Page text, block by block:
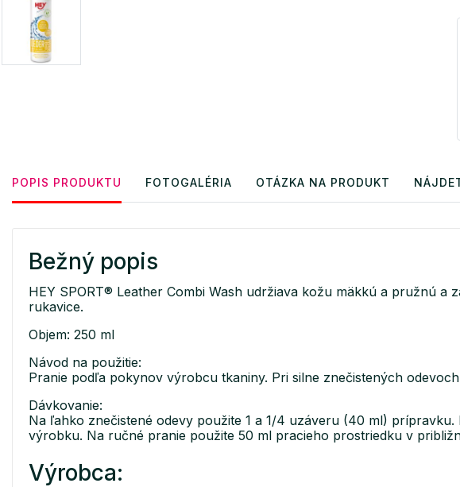
POPIS PRODUKTU FOTOGALÉRIA OTÁZKA NA PRODUKT
Bežný popis
HEY SPORT® Leather Combi Wash udržiava kožu mäkkú a pružnú
rukavice.
Objem: 250 ml
Návod na použitie:
Pranie podľa pokynov výrobcu tkaniny. Pri silne znečistených
Dávkovanie:
Na ľahko znečistené odevy použite 1 a 1/4 uzáveru (40 ml)
výrobku. Na ručné pranie použite 50 ml pracieho prostriedku v
Výrobca: